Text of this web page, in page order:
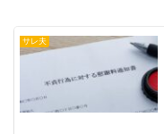
サレ夫